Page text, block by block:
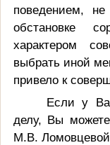
поведением,
обстановке
характером
выбрать иной
привело к
Если у
делу, Вы
М.В.